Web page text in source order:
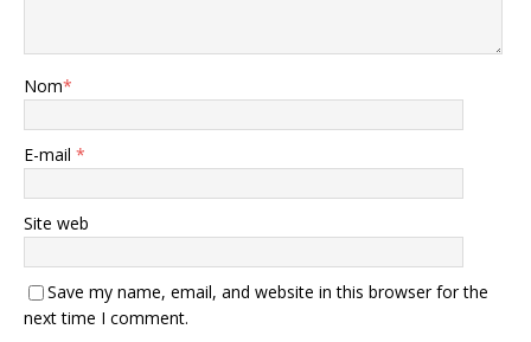
Nom*
E-mail *
Site web
Save my name, email, and website in this browser for the
next time I comment.